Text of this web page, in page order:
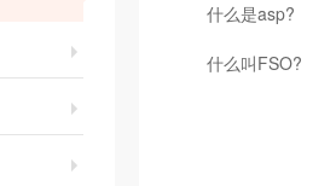
什么是asp?
什么叫FSO?